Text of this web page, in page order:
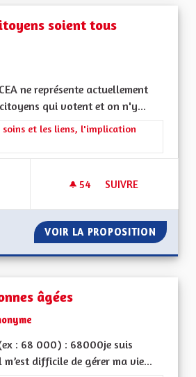
soient tous
ne représente actuellement
qui votent et on n'y...
de la catégorie : Les solidarités, les soins
soins et les liens, l'implication
54 54 ABONNÉS
SUIVRE
VOIR LA PROPOSITION POUR
âgées
: 68 000) : 68000je suis
difficile de gérer ma vie...